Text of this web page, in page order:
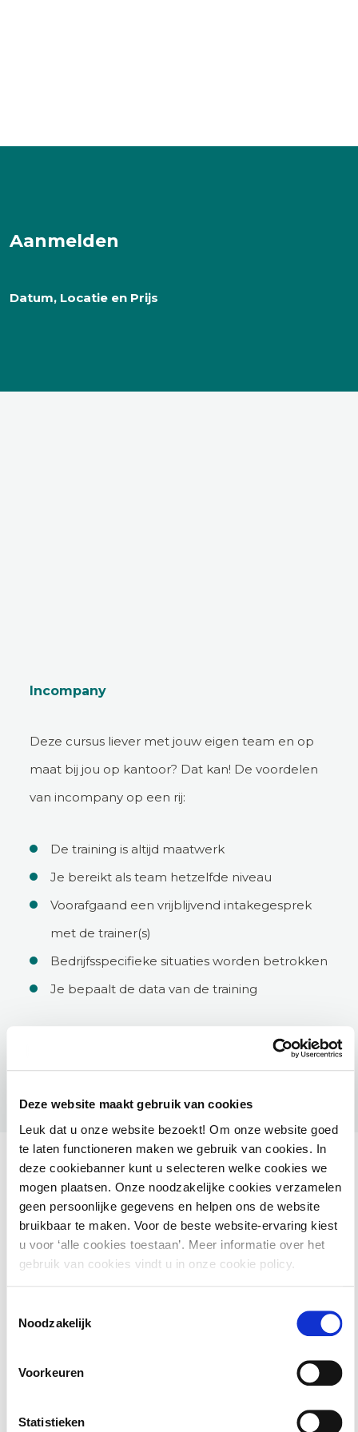
Deze website maakt gebruik van cookies
Leuk dat u onze website bezoekt! Om onze website goed
te laten functioneren maken we gebruik van cookies. In
deze cookiebanner kunt u selecteren welke cookies we
mogen plaatsen. Onze noodzakelijke cookies verzamelen
geen persoonlijke gegevens en helpen ons de website
bruikbaar te maken. Voor de beste website-ervaring kiest
u voor ‘alle cookies toestaan’. Meer informatie over het
gebruik van cookies vindt u in onze cookie policy.
Noodzakelijk
Voorkeuren
Statistieken
Aanmelden
Datum, Locatie en Prijs
Incompany
Deze cursus liever met jouw eigen team en op
maat bij jou op kantoor? Dat kan! De voordelen
van incompany op een rij:
De training is altijd maatwerk
Je bereikt als team hetzelfde niveau
Voorafgaand een vrijblijvend intakegesprek
met de trainer(s)
Bedrijfsspecifieke situaties worden betrokken
Je bepaalt de data van de training
Ook interessant voor jou
HAMIL voor gemeenten – Handhaving Milieu
Basiscursus Omgevingswet: inhoud en